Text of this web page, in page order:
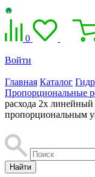
0
Войти
Главная Каталог
Пропорциональные
расхода 2х
пропорциональным
Найти